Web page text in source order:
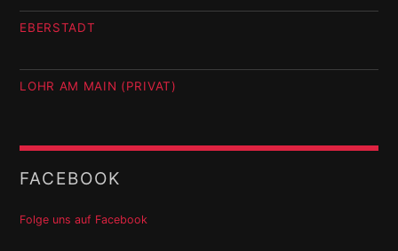
EBERSTADT
LOHR AM MAIN (PRIVAT)
FACEBOOK
Folge uns auf Facebook